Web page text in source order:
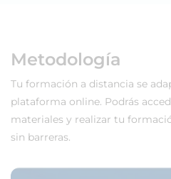
Metodología
Tu formación a distancia se
plataforma online. Podrás
materiales y realizar tu
sin barreras.